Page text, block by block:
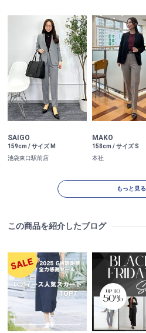
SAIGO
159cm / サイズ M
池袋東口駅前店
MAKO
158cm / サイズ S
本社
もっと見る
この商品を紹介したブログ